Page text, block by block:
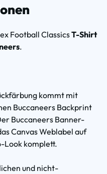
Football ClassicsT-Shirt
.
kommt mit
Buccaneers Backprint
Buccaneers Banner-
Canvas Weblabel auf
Look komplett.
und nicht-